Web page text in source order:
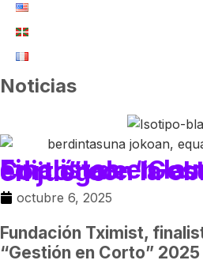
Noticias
Finalistas en la novena edición de “Gestión en Corto” con la obra Igualdad en juego
octubre 6, 2025
Fundación Tximist,
“Gestión en Corto” 2025